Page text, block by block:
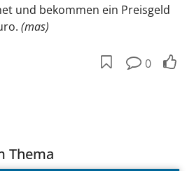
und bekommen ein Preisgeld
(mas)
0
Thema